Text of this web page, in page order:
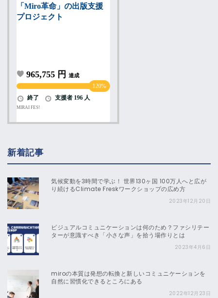
新着記事
気候変動を3時間で学ぶ！ 世界130ヶ国 100万人へと広が
り続けるClimate Freskワークショップの広め方
2023年12月20日
ビジュアルコミュニケーションは何のため？ファシリテー
ターが意識すべき「小さな声」を拾う場作りとは
2023年4月6日
miroの本質は発想の転換と新しいコミュニケーションを
自然に習慣化できるところにある
2022年12月23日